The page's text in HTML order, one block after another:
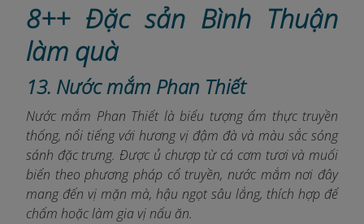
8++ Đặc sản Bình Thuận
làm quà
13. Nước mắm Phan Thiết
Nước mắm Phan Thiết là biểu tượng ẩm thực truyền
thống, nổi tiếng với hương vị đậm đà và màu sắc sóng
sánh đặc trưng. Được ủ chượp từ cá cơm tươi và muối
biển theo phương pháp cổ truyền, nước mắm nơi đây
mang đến vị mặn mà, hậu ngọt sâu lắng, thích hợp để
chấm hoặc làm gia vị nấu ăn.​